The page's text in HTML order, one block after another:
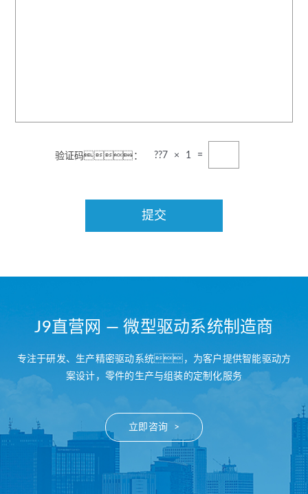
验证码： ??7 × 1 =
J9直营网 — 微型驱动系统制造商
专注于研发、生产精密驱动系统，为客户提供智能驱动方
案设计，零件的生产与组装的定制化服务
立即咨询 >